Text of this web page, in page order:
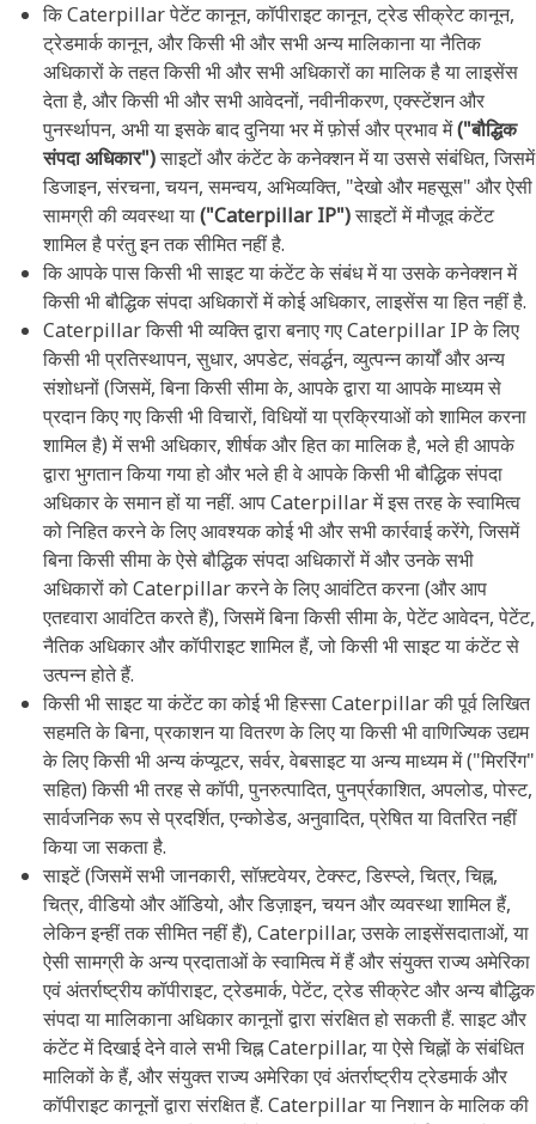
कि Caterpillar पेटेंट कानून, कॉपीराइट कानून, ट्रेड सीक्रेट कानून,
ट्रेडमार्क कानून, और किसी भी और सभी अन्य मालिकाना या नैतिक
अधिकारों के तहत किसी भी और सभी अधिकारों का मालिक है या लाइसेंस
देता है, और किसी भी और सभी आवेदनों, नवीनीकरण, एक्स्टेंशन और
पुनर्स्थापन, अभी या इसके बाद दुनिया भर में फ़ोर्स और प्रभाव में("बौद्धिक
संपदा अधिकार")साइटों और कंटेंट के कनेक्शन में या उससे संबंधित, जिसमें
डिजाइन, संरचना, चयन, समन्वय, अभिव्यक्ति, "देखो और महसूस" और ऐसी
सामग्री की व्यवस्था या("Caterpillar IP")साइटों में मौजूद कंटेंट
शामिल है परंतु इन तक सीमित नहीं है.
कि आपके पास किसी भी साइट या कंटेंट के संबंध में या उसके कनेक्शन में
किसी भी बौद्धिक संपदा अधिकारों में कोई अधिकार, लाइसेंस या हित नहीं है.
Caterpillar किसी भी व्यक्ति द्वारा बनाए गए Caterpillar IP के लिए
किसी भी प्रतिस्थापन, सुधार, अपडेट, संवर्द्धन, व्युत्पन्न कार्यों और अन्य
संशोधनों (जिसमें, बिना किसी सीमा के, आपके द्वारा या आपके माध्यम से
प्रदान किए गए किसी भी विचारों, विधियों या प्रक्रियाओं को शामिल करना
शामिल है) में सभी अधिकार, शीर्षक और हित का मालिक है, भले ही आपके
द्वारा भुगतान किया गया हो और भले ही वे आपके किसी भी बौद्धिक संपदा
अधिकार के समान हों या नहीं. आप Caterpillar में इस तरह के स्वामित्व
को निहित करने के लिए आवश्यक कोई भी और सभी कार्रवाई करेंगे, जिसमें
बिना किसी सीमा के ऐसे बौद्धिक संपदा अधिकारों में और उनके सभी
अधिकारों को Caterpillar करने के लिए आवंटित करना (और आप
एतद्द्वारा आवंटित करते हैं), जिसमें बिना किसी सीमा के, पेटेंट आवेदन, पेटेंट,
नैतिक अधिकार और कॉपीराइट शामिल हैं, जो किसी भी साइट या कंटेंट से
उत्पन्न होते हैं.
किसी भी साइट या कंटेंट का कोई भी हिस्सा Caterpillar की पूर्व लिखित
सहमति के बिना, प्रकाशन या वितरण के लिए या किसी भी वाणिज्यिक उद्यम
के लिए किसी भी अन्य कंप्यूटर, सर्वर, वेबसाइट या अन्य माध्यम में ("मिररिंग"
सहित) किसी भी तरह से कॉपी, पुनरुत्पादित, पुनर्प्रकाशित, अपलोड, पोस्ट,
सार्वजनिक रूप से प्रदर्शित, एन्कोडेड, अनुवादित, प्रेषित या वितरित नहीं
किया जा सकता है.
साइटें (जिसमें सभी जानकारी, सॉफ़्टवेयर, टेक्स्ट, डिस्प्ले, चित्र, चिह्न,
चित्र, वीडियो और ऑडियो, और डिज़ाइन, चयन और व्यवस्था शामिल हैं,
लेकिन इन्हीं तक सीमित नहीं हैं), Caterpillar, उसके लाइसेंसदाताओं, या
ऐसी सामग्री के अन्य प्रदाताओं के स्वामित्व में हैं और संयुक्त राज्य अमेरिका
एवं अंतर्राष्ट्रीय कॉपीराइट, ट्रेडमार्क, पेटेंट, ट्रेड सीक्रेट और अन्य बौद्धिक
संपदा या मालिकाना अधिकार कानूनों द्वारा संरक्षित हो सकती हैं. साइट और
कंटेंट में दिखाई देने वाले सभी चिह्न Caterpillar, या ऐसे चिह्नों के संबंधित
मालिकों के हैं, और संयुक्त राज्य अमेरिका एवं अंतर्राष्ट्रीय ट्रेडमार्क और
कॉपीराइट कानूनों द्वारा संरक्षित हैं. Caterpillar या निशान के मालिक की